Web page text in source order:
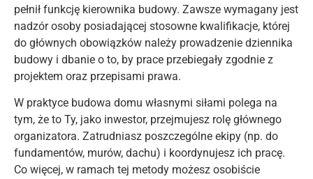
pełnił funkcję kierownika budowy. Zawsze wymagany jest
nadzór osoby posiadającej stosowne kwalifikacje, której
do głównych obowiązków należy prowadzenie dziennika
budowy i dbanie o to, by prace przebiegały zgodnie z
projektem oraz przepisami prawa.
W praktyce budowa domu własnymi siłami polega na
tym, że to Ty, jako inwestor, przejmujesz rolę głównego
organizatora. Zatrudniasz poszczególne ekipy (np. do
fundamentów, murów, dachu) i koordynujesz ich pracę.
Co więcej, w ramach tej metody możesz osobiście